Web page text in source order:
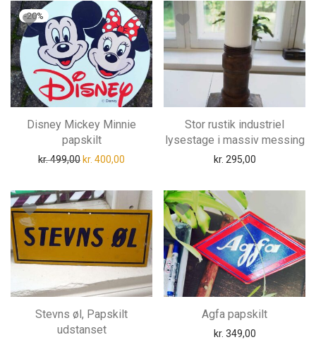
-20%
Disney Mickey Minnie
papskilt
kr.499,00Den oprindelige pris var: kr. 499,00.
kr. 400,00 Den aktuelle pris er: kr. 400,00.
Stor rustik industriel
lysestage i massiv messing
kr. 295,00
Stevns øl, Papskilt
udstanset
Agfa papskilt
kr. 349,00